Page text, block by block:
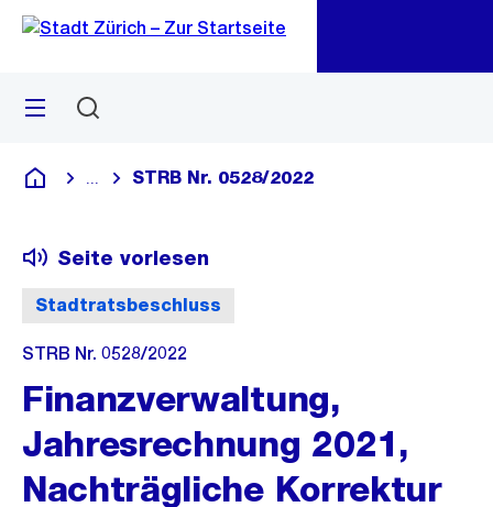
Navigation
Sprunglink
Menü
Deutsch
Blende alle Breadcrumbs ein
STRB Nr. 0528/2022
Stadtratsbeschluss
Seite vorlesen
STRB Nr. 0528/2022
Finanzverwaltung,
Jahresrechnung 2021,
Nachträgliche Korrektur